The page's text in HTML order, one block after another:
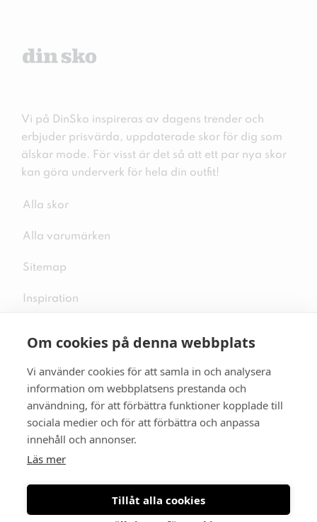
Om cookies på denna webbplats
Vi använder cookies för att samla in och analysera
information om webbplatsens prestanda och
användning, för att förbättra funktioner kopplade till
sociala medier och för att förbättra och anpassa
innehåll och annonser.
Läs mer
Tillåt alla cookies
Vi på DinSko inspireras av dagens trender och
erbjuder prisvärda, uppdaterade skor för dig som
älskar mode. För visst är det så att ett par nya skor
kan göra underverk för hela din outfit!
Alla skor
Alla varumärken
Sitemap
Inspiration
Följ oss på sociala medier
Se mer skor: skopunkten.se